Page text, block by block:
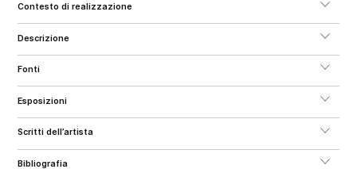
contesto di realizzazione
descrizione
fonti
esposizioni
scritti dell’artista
bibliografia